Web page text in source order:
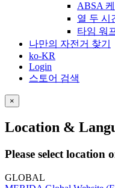
ABSA
열 두 시
타임 워
나만의 자전거 찾기
ko-KR
Login
스토어 검색
×
Location &
Please select location
GLOBAL